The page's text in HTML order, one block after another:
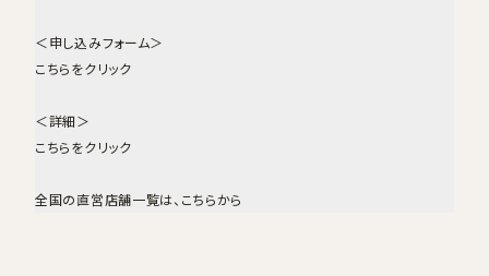
＜申し込みフォーム＞
こちらをクリック
＜詳細＞
こちらをクリック
全国の直営店舗一覧は、こちらから